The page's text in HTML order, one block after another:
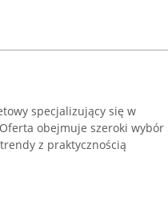
specjalizujący się w
obejmuje szeroki wybór
z praktycznością